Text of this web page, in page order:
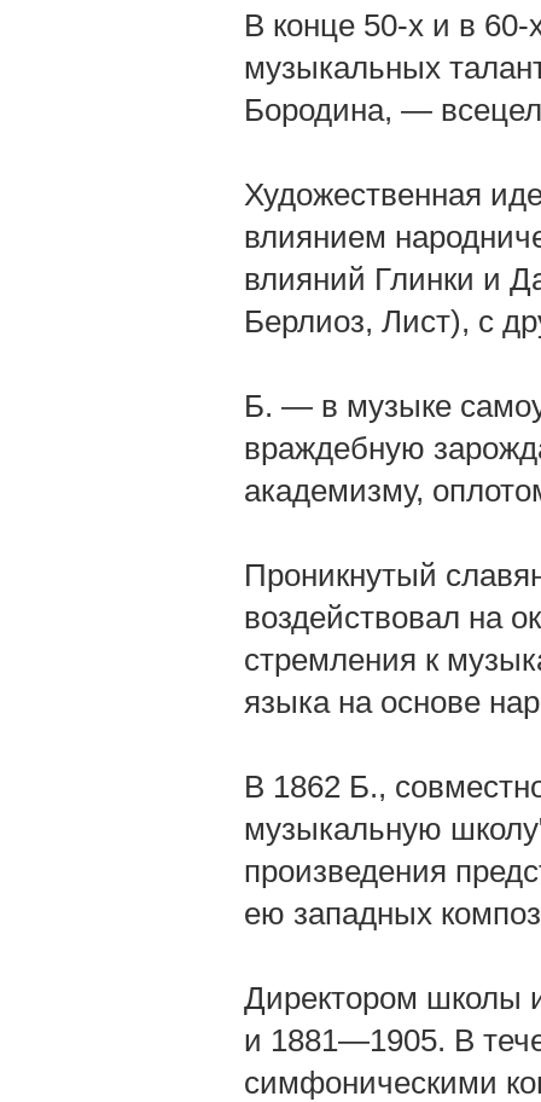
В конце 50-х и в 60-
музыкальных
Бородина, —
Художественная
влиянием
влияний Глинки и
Берлиоз, Лист), с
Б. — в музыке
враждебную
академизму,
Проникнутый
воздействовал на
стремления к
языка на основе
В 1862 Б.,
музыкальную
произведения
ею западных
Директором школы
и 1881—1905. В
симфоническими